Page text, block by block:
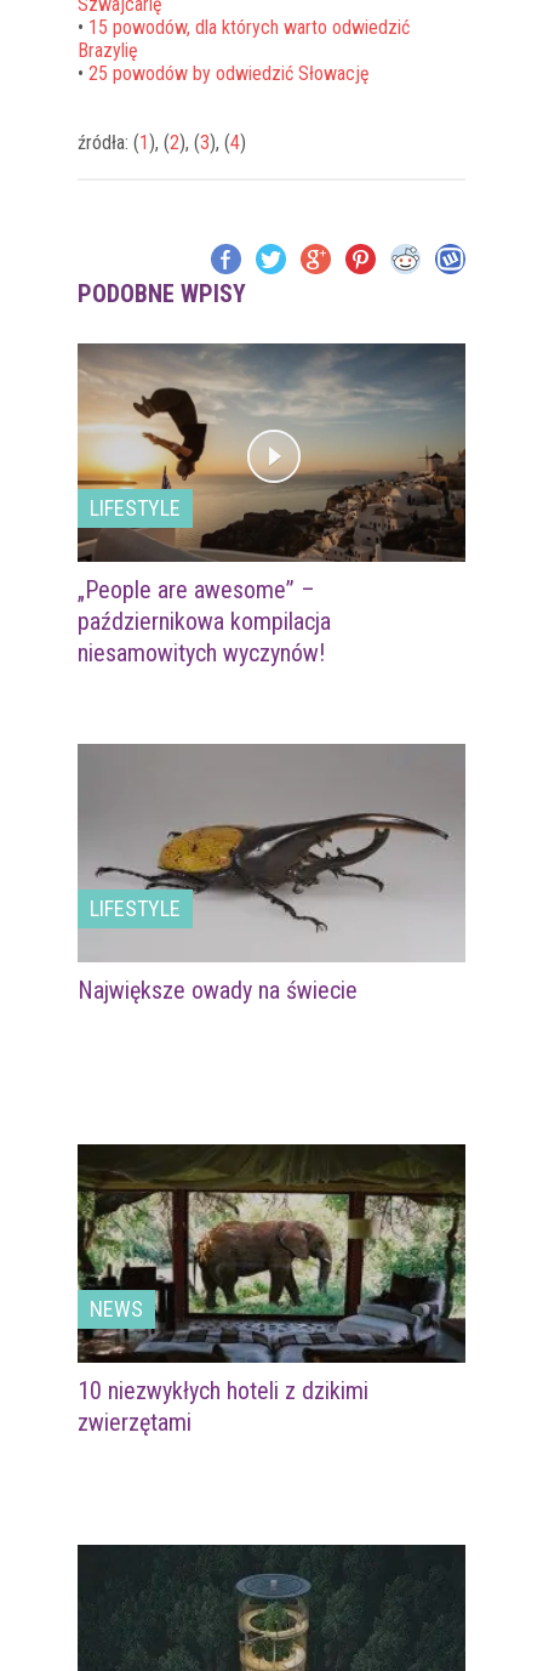
• 15 powodów, dla których warto odwiedzić
Brazylię
• 25 powodów by odwiedzić Słowację
źródła: (1), (2), (3), (4)
PODOBNE WPISY
LIFESTYLE
„People are awesome” –
październikowa kompilacja
niesamowitych wyczynów!
LIFESTYLE
Największe owady na świecie
NEWS
10 niezwykłych hoteli z dzikimi
zwierzętami